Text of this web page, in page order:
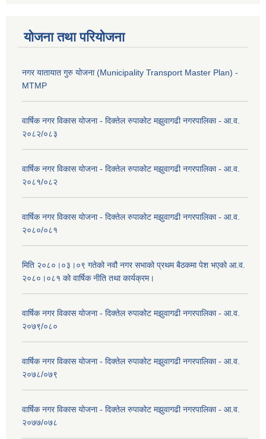
योजना तथा परियोजना
नगर यातायात गुरु योजना (Municipality Transport Master Plan) -
MTMP
वार्षिक नगर विकास योजना - दिक्तेल रुपाकोट मझुवागढी नगरपालिका - आ.व.
२०८२/०८३
वार्षिक नगर विकास योजना - दिक्तेल रुपाकोट मझुवागढी नगरपालिका - आ.व.
२०८१/०८२
वार्षिक नगर विकास योजना - दिक्तेल रुपाकोट मझुवागढी नगरपालिका - आ.व.
२०८०/०८१
मिति २०८०।०३।०९ गतेको नवौ नगर सभाको प्रथम बैठकमा पेश भएको आ.व.
२०८०।०८१ को वार्षिक नीति तथा कार्यक्रम।
वार्षिक नगर विकास योजना - दिक्तेल रुपाकोट मझुवागढी नगरपालिका - आ.व.
२०७९/०८०
वार्षिक नगर विकास योजना - दिक्तेल रुपाकोट मझुवागढी नगरपालिका - आ.व.
२०७८/०७९
वार्षिक नगर विकास योजना - दिक्तेल रुपाकोट मझुवागढी नगरपालिका - आ.व.
२०७७/०७८